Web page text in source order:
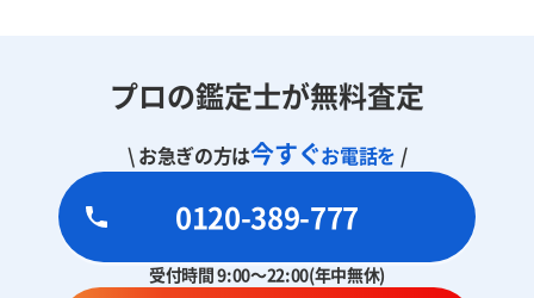
プロの鑑定士が無料査定
\ お急ぎの方は今すぐお電話を /
0120-389-777
受付時間 9:00～22:00(年中無休)